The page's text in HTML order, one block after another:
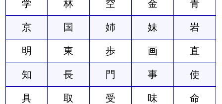
学 林 空 金 青
京 国 姉 妹 岩
明 東 歩 画 直
知 長 門 事 使
具 取 受 味 命